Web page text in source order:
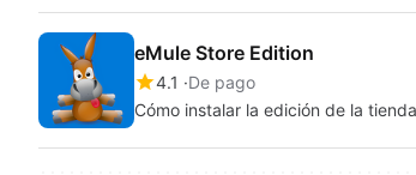
eMule Store Edition
4.1
De pago
Cómo instalar la edición de la